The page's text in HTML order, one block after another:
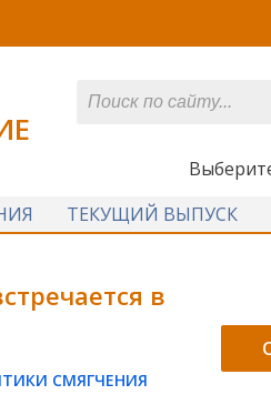
ТЕКУЩИЙ ВЫПУСК
в
СМЯГЧЕНИЯ